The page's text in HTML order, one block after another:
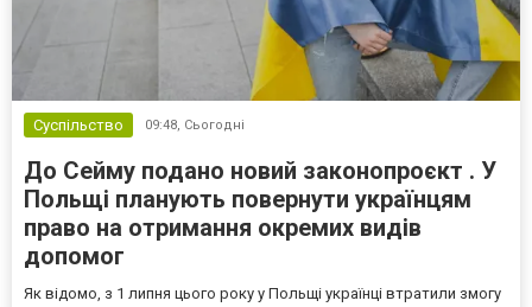
Суспільство 09:48, Сьогодні
До Сейму подано новий законопроєкт . У
Польщі планують повернути українцям
право на отримання окремих видів
допомог
Як відомо, з 1 липня цього року у Польщі українці втратили змогу